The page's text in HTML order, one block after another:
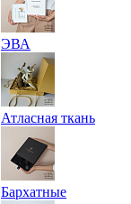
ЭВА
Атласная ткань
Бархатные